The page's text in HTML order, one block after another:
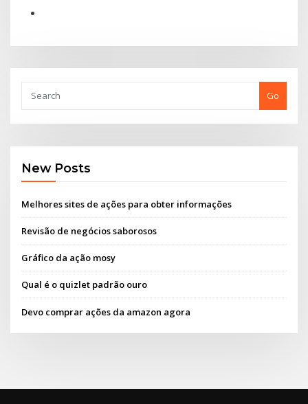
Go
New Posts
Melhores sites de ações para obter informações
Revisão de negócios saborosos
Gráfico da ação mosy
Qual é o quizlet padrão ouro
Devo comprar ações da amazon agora